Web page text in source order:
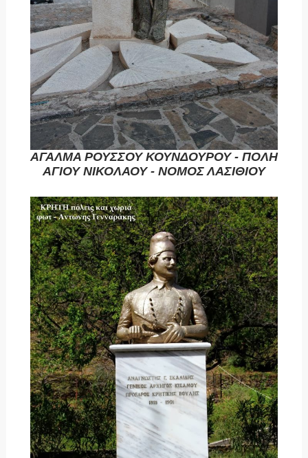
ΑΓΑΛΜΑ ΡΟΥΣΣΟΥ ΚΟΥΝΔΟΥΡΟΥ - ΠΟΛΗ
ΑΓΙΟΥ ΝΙΚΟΛΑΟΥ - ΝΟΜΟΣ ΛΑΣΙΘΙΟΥ